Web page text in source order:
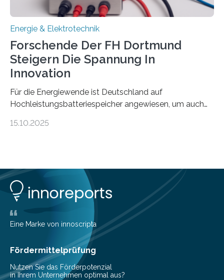
Energie & Elektrotechnik
Forschende Der FH Dortmund
Steigern Die Spannung In
Innovation
Für die Energiewende ist Deutschland auf
Hochleistungsbatteriespeicher angewiesen, um auch
Doch mit der immensen Zahl einzelner Batteriezellen,
Projekt KV-BATT diese Verluste reduzieren und
erhöhen dazu die Spannung um das Zehn- bis
Zwanzigfache. Ein kleiner Exkurs zurück in die Schulzeit:
Die elektrische Leistung beschreibt, wie viel Energie in
einer bestimmten Zeitspanne benötigt wird. Sie steht
15.10.2025
Eine Marke von innoscripta
Fördermittelprüfung
Nutzen Sie das Förderpotenzial
in Ihrem Unternehmen optimal aus?